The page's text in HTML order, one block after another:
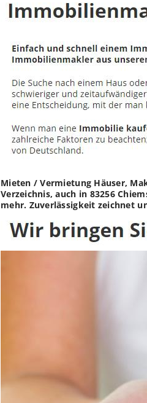
Mieten / Vermietung Häuser,
Verzeichnis, auch in 83256
mehr. Zuverlässigkeit zeichnet